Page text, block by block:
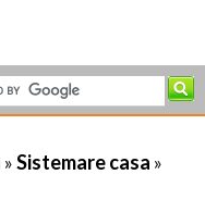
»Sistemare casa »